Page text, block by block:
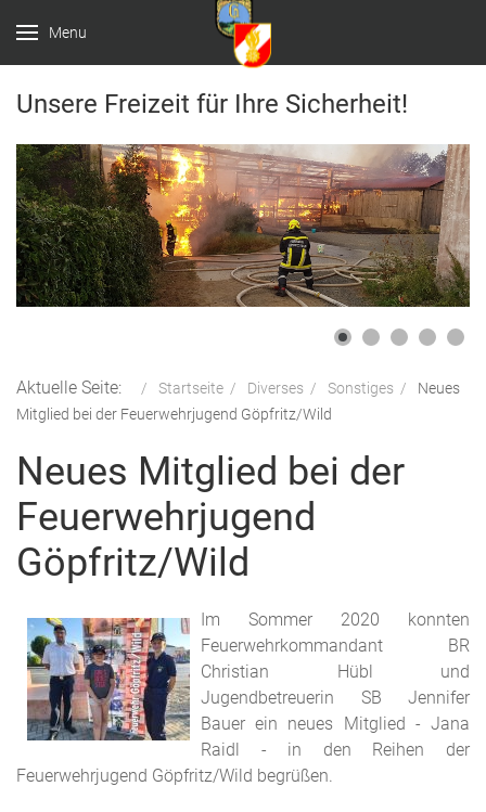
Menu
Unsere Freizeit für Ihre Sicherheit!
Aktuelle Seite: Startseite Diverses Sonstiges
Neues
Mitglied bei der Feuerwehrjugend Göpfritz/Wild
Neues Mitglied bei der
Feuerwehrjugend
Göpfritz/Wild
Im Sommer 2020 konnten
Feuerwehrkommandant BR
Christian Hübl und
Jugendbetreuerin SB Jennifer
Bauer ein neues Mitglied - Jana
Raidl - in den Reihen der
Feuerwehrjugend Göpfritz/Wild begrüßen.